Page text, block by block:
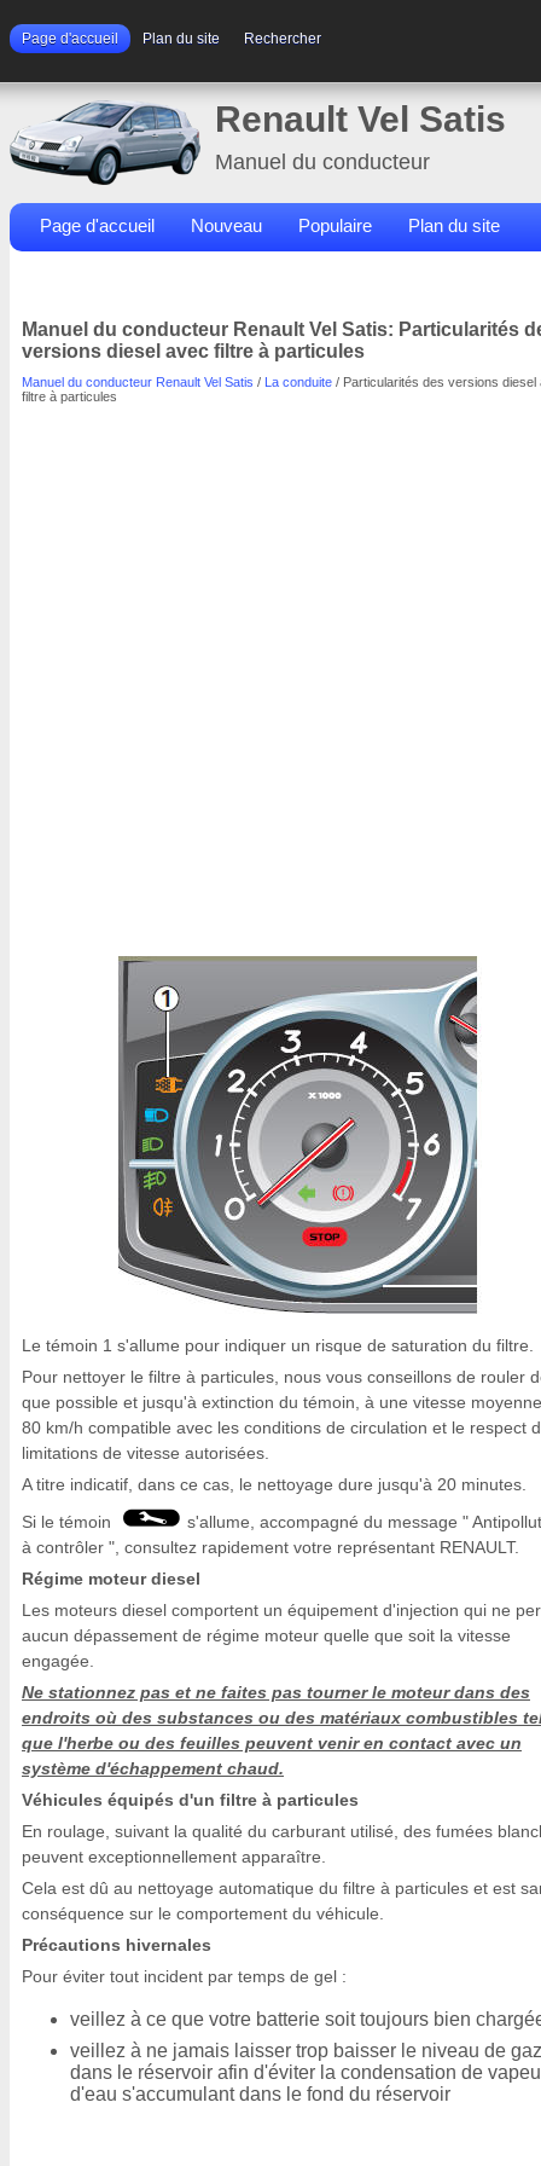
Page d'accueil Plan du site Rechercher
Renault Vel Satis
Manuel du conducteur
Page d'accueil Nouveau Populaire Plan du site
Manuel du conducteur Renault Vel Satis: Particularités
versions diesel avec filtre à particules
Manuel du conducteur Renault Vel Satis / La conduite / Particularités des versions diesel
filtre à particules
Le témoin 1 s'allume pour indiquer un risque de saturation du filtre.
Pour nettoyer le filtre à particules, nous vous conseillons de rouler
que possible et jusqu'à extinction du témoin, à une vitesse
80 km/h compatible avec les conditions de circulation et le respect
limitations de vitesse autorisées.
A titre indicatif, dans ce cas, le nettoyage dure jusqu'à 20 minutes.
Si le témoin
s'allume, accompagné du message "
à contrôler ", consultez rapidement votre représentant RENAULT.
Régime moteur diesel
Les moteurs diesel comportent un équipement d'injection qui ne
aucun dépassement de régime moteur quelle que soit la vitesse
engagée.
Ne stationnez pas et ne faites pas tourner le moteur dans des
endroits où des substances ou des matériaux combustibles
que l'herbe ou des feuilles peuvent venir en contact avec un
système d'échappement chaud.
Véhicules équipés d'un filtre à particules
En roulage, suivant la qualité du carburant utilisé, des fumées
peuvent exceptionnellement apparaître.
Cela est dû au nettoyage automatique du filtre à particules et est
conséquence sur le comportement du véhicule.
Précautions hivernales
Pour éviter tout incident par temps de gel :
veillez à ce que votre batterie soit toujours bien
veillez à ne jamais laisser trop baisser le niveau de
dans le réservoir afin d'éviter la condensation de
d'eau s'accumulant dans le fond du réservoir